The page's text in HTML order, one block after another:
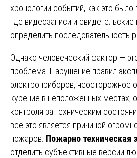
хронологии событий, как это
где видеозаписи и свидетельские
определить последовательность
Однако человеческий фактор —
проблема. Нарушение правил
электроприборов, неосторожное
курение в неположенных местах,
контроля за техническим
все это является причиной
пожаров. Пожарно техническая
отделить субъективные версии